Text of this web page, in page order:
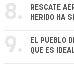
8.
RESCATE
HERIDO HA
9.
EL PUEBLO
QUE ES